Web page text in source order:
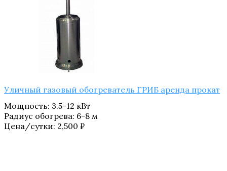
Уличный газовый обогреватель ГРИБ аренда прокат
Мощность: 3.5-12 кВт
Радиус обогрева: 6-8 м
Цена/сутки: 2,500 ₽